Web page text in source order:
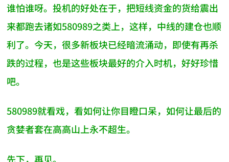
谁怕谁呀。投机的好处在于，把短线资金的货给震出
来都跑去诸如580989之类上，这样，中线的建仓也顺
利了。今天，很多新板块已经暗流涌动，即使有再杀
跌的过程，也是这些板块最好的介入时机，好好珍惜
吧。
580989就看戏，看如何让你目瞪口呆，如何让最后的
贪婪者套在高高山上永不超生。
先下，再见。